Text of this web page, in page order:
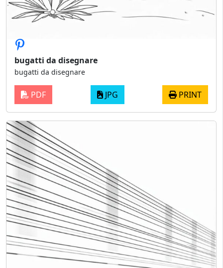
bugatti da disegnare
bugatti da disegnare
PDF JPG PRINT